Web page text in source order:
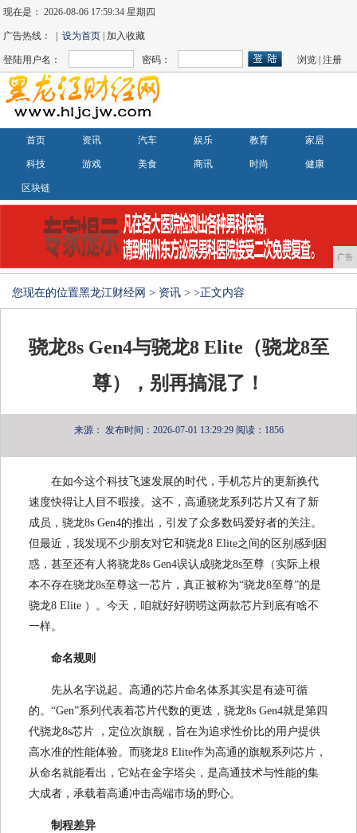
现在是：2026-08-06 17:59:34 星期四
广告热线： |设为首页 | 加入收藏
登陆用户名： 密码： 浏览 |注册
首页 资讯 汽车 娱乐 教育 家居
科技 游戏 美食 商讯 时尚 健康
区块链
广告
您现在的位置黑龙江财经网 > 资讯 > >正文内容
骁龙8s Gen4与骁龙8 Elite（骁龙8至
尊），别再搞混了！
来源： 发布时间：2026-07-01 13:29:29 阅读：1856
在如今这个科技飞速发展的时代，手机芯片的更新换代
速度快得让人目不暇接。这不，高通骁龙系列芯片又有了新
成员，骁龙8s Gen4的推出，引发了众多数码爱好者的关注。
但最近，我发现不少朋友对它和骁龙8 Elite之间的区别感到困
惑，甚至还有人将骁龙8s Gen4误认成骁龙8s至尊（实际上根
本不存在骁龙8s至尊这一芯片，真正被称为“骁龙8至尊”的是
骁龙8 Elite ）。今天，咱就好好唠唠这两款芯片到底有啥不
一样。
命名规则
先从名字说起。高通的芯片命名体系其实是有迹可循
的。“Gen”系列代表着芯片代数的更迭，骁龙8s Gen4就是第四
代骁龙8s芯片 ，定位次旗舰，旨在为追求性价比的用户提供
高水准的性能体验。而骁龙8 Elite作为高通的旗舰系列芯片，
从命名就能看出，它站在金字塔尖，是高通技术与性能的集
大成者，承载着高通冲击高端市场的野心。
制程差异